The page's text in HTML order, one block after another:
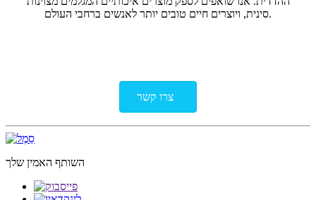
סינית, ויוצרים חיים טובים יותר לאנשים ברחבי העולם.
צרו קשר
השותף האמין שלך